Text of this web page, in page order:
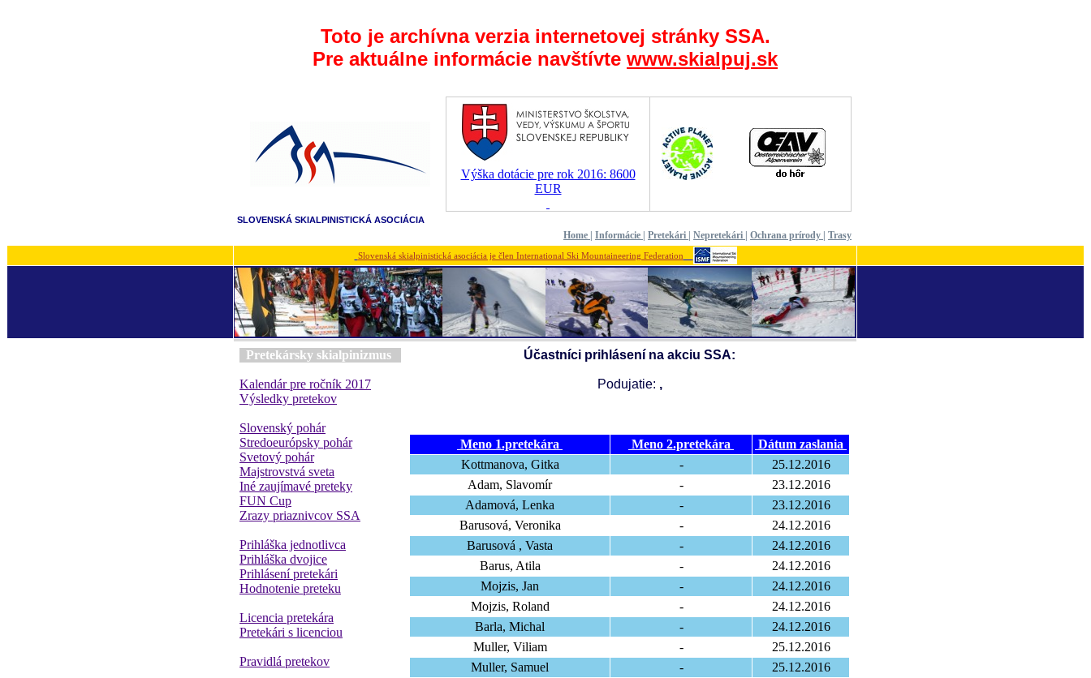
Toto je archívna verzia internetovej stránky SSA.
Pre aktuálne informácie navštívte www.skialpuj.sk
Výška dotácie pre rok 2016: 8600
EUR
SLOVENSKÁ SKIALPINISTICKÁ ASOCIÁCIA
Home Informácie Pretekári Nepretekári Ochrana prírody Trasy
Slovenská skialpinistická asociácia je člen International Ski Mountaineering Federation
Pretekársky skialpinizmus
Kalendár pre ročník 2017
Výsledky pretekov
Slovenský pohár
Stredoeurópsky pohár
Svetový pohár
Majstrovstvá sveta
Iné zaujímavé preteky
FUN Cup
Zrazy priaznivcov SSA
Prihláška jednotlivca
Prihláška dvojice
Prihlásení pretekári
Hodnotenie preteku
Licencia pretekára
Pretekári s licenciou
Pravidlá pretekov
Účastníci prihlásení na akciu SSA:
Podujatie: ,
Meno 1.pretekára Meno 2.pretekára
Dátum zaslania
Kottmanova, Gitka
-
25.12.2016
Adam, Slavomír
-
23.12.2016
Adamová, Lenka
-
23.12.2016
Barusová, Veronika
-
24.12.2016
Barusová , Vasta
-
24.12.2016
Barus, Atila
-
24.12.2016
Mojzis, Jan
-
24.12.2016
Mojzis, Roland
-
24.12.2016
Barla, Michal
-
24.12.2016
Muller, Viliam
-
25.12.2016
Muller, Samuel
-
25.12.2016